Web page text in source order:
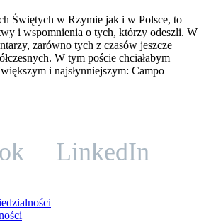
Świętych w Rzymie jak i w Polsce, to
i wspomnienia o tych, którzy odeszli. W
zarówno tych z czasów jeszcze
W tym poście chciałabym
i najsłynniejszym: Campo
LinkedIn